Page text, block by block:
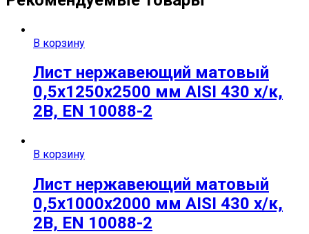
В корзину
Лист нержавеющий матовый
0,5х1250х2500 мм AISI 430 х/к,
2B, EN 10088-2
В корзину
Лист нержавеющий матовый
0,5х1000х2000 мм AISI 430 х/к,
2B, EN 10088-2